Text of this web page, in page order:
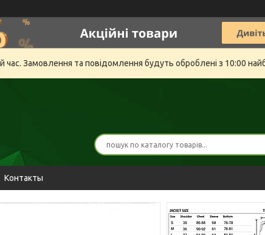
час. Замовлення та повідомлення будуть оброблені з 10:00
Контакты